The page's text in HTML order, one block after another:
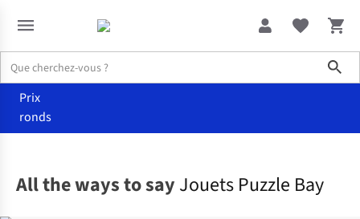
Prix
ronds
All the ways to say Jouets Puzzle Bay